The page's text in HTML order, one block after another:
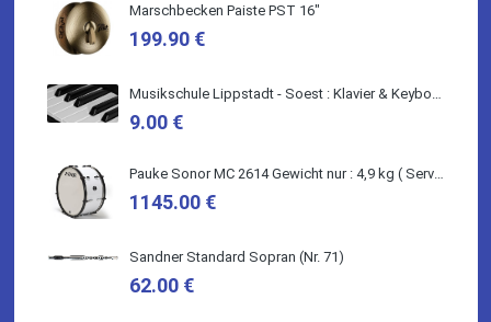
Quelle: Google-Rezension
Klein...aber fein!
Toller Service, nette Leute. Immer wieder gerne..
Marschbecken Paiste PST 16"
199.90 €
9.00 €
1145.00 €
Sandner Standard Sopran (Nr. 71)
62.00 €